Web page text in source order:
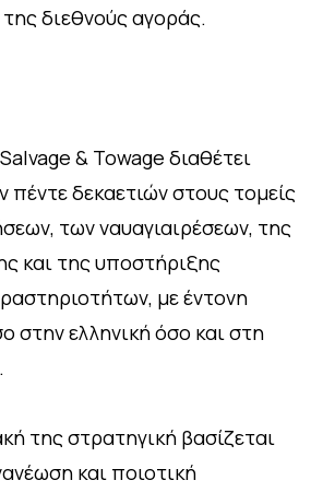
της διεθνούς αγοράς.
& Towage διαθέτει
πέντε δεκαετιών στους τομείς
των ναυαγιαιρέσεων, της
και της υποστήριξης
με έντονη
στην ελληνική όσο και στη
της στρατηγική βασίζεται
και ποιοτική